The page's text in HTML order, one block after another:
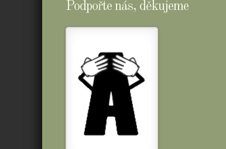
Podpořte nás, děkujeme